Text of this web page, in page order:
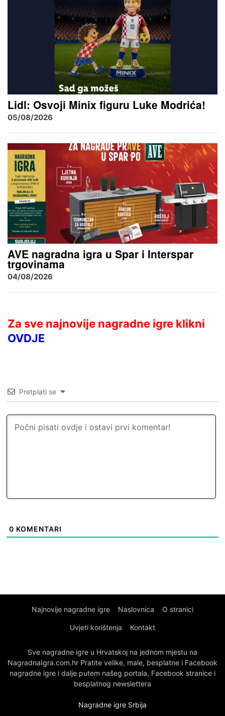
Lidl: Osvoji Minix figuru Luke Modrića!
05/08/2026
AVE nagradna igra u Spar i Interspar
trgovinama
04/08/2026
Za sve najnovije nagradne igre klikni
OVDJE
Pretplati se
0 KOMENTARI
Najnovije nagradne igre Naslovnica O stranici
Uvjeti korištenja Kontakt
Sve nagradne igre u Hrvatskoj na jednom mjestu na
NagradnaIgra.com.hr Pratite velike, male, besplatne i Facebook
nagradne igre i dalje putem našeg portala, Facebook stranice i
besplatnog newslettera
Nagradne igre Srbija